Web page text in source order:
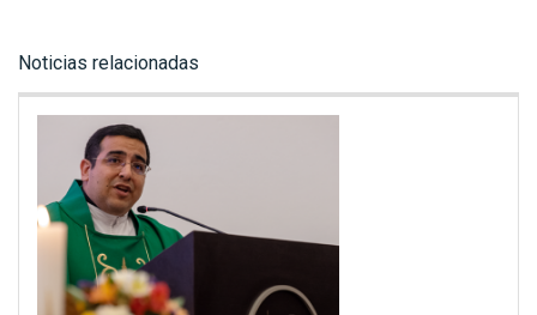
Noticias relacionadas